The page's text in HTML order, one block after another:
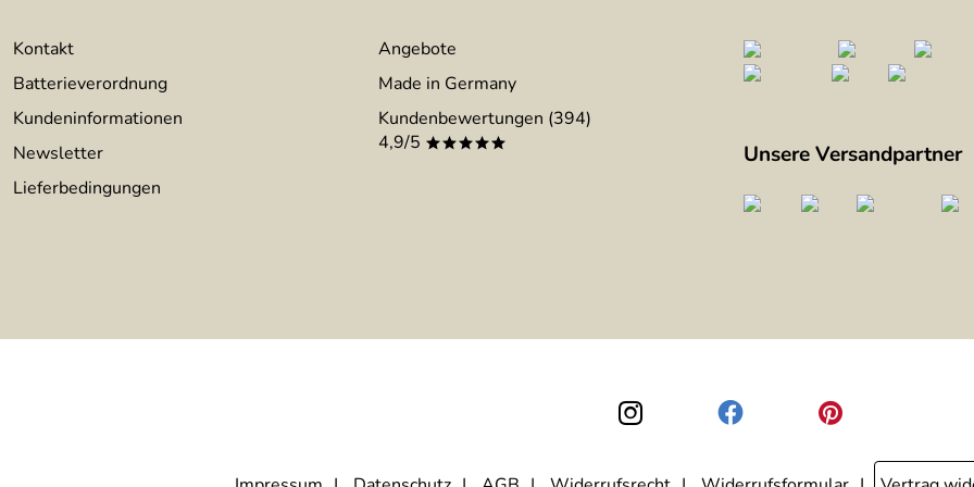
Kontakt
Batterieverordnung
Kundeninformationen
Newsletter
Lieferbedingungen
Angebote
Made in Germany
Kundenbewertungen (394)
4,9/5 ***** Unsere Versandpartner